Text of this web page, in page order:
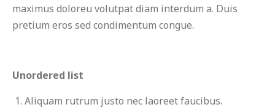
maximus doloreu volutpat diam interdum a. Duis
pretium eros sed condimentum congue.
Unordered list
Aliquam rutrum justo nec laoreet faucibus.